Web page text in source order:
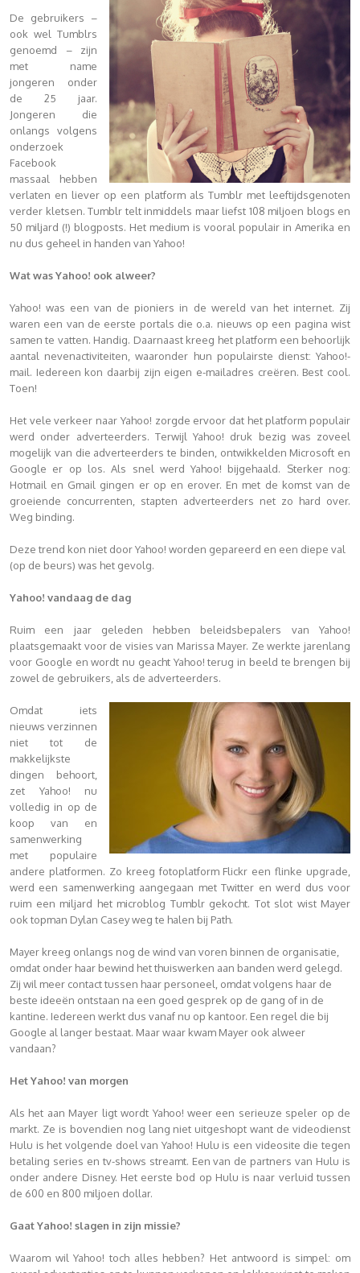
De gebruikers –
ook wel Tumblrs
genoemd – zijn
met name
jongeren onder
de 25 jaar.
Jongeren die
onlangs volgens
onderzoek
Facebook
massaal hebben
verlaten en liever op een platform als Tumblr met leeftijdsgenoten
verder kletsen. Tumblr telt inmiddels maar liefst 108 miljoen blogs en
50 miljard (!) blogposts. Het medium is vooral populair in Amerika en
nu dus geheel in handen van Yahoo!
Wat was Yahoo! ook alweer?
Yahoo! was een van de pioniers in de wereld van het internet. Zij
waren een van de eerste portals die o.a. nieuws op een pagina wist
samen te vatten. Handig. Daarnaast kreeg het platform een behoorlijk
aantal nevenactiviteiten, waaronder hun populairste dienst: Yahoo!-
mail. Iedereen kon daarbij zijn eigen e-mailadres creëren. Best cool.
Toen!
Het vele verkeer naar Yahoo! zorgde ervoor dat het platform populair
werd onder adverteerders. Terwijl Yahoo! druk bezig was zoveel
mogelijk van die adverteerders te binden, ontwikkelden Microsoft en
Google er op los. Als snel werd Yahoo! bijgehaald. Sterker nog:
Hotmail en Gmail gingen er op en erover. En met de komst van de
groeiende concurrenten, stapten adverteerders net zo hard over.
Weg binding.
Deze trend kon niet door Yahoo! worden gepareerd en een diepe val
(op de beurs) was het gevolg.
Yahoo! vandaag de dag
Ruim een jaar geleden hebben beleidsbepalers van Yahoo!
plaatsgemaakt voor de visies van Marissa Mayer. Ze werkte jarenlang
voor Google en wordt nu geacht Yahoo! terug in beeld te brengen bij
zowel de gebruikers, als de adverteerders.
Omdat iets
nieuws verzinnen
niet tot de
makkelijkste
dingen behoort,
zet Yahoo! nu
volledig in op de
koop van en
samenwerking
met populaire
andere platformen. Zo kreeg fotoplatform Flickr een flinke upgrade,
werd een samenwerking aangegaan met Twitter en werd dus voor
ruim een miljard het microblog Tumblr gekocht. Tot slot wist Mayer
ook topman Dylan Casey weg te halen bij Path.
Mayer kreeg onlangs nog de wind van voren binnen de organisatie,
omdat onder haar bewind het thuiswerken aan banden werd gelegd.
Zij wil meer contact tussen haar personeel, omdat volgens haar de
beste ideeën ontstaan na een goed gesprek op de gang of in de
kantine. Iedereen werkt dus vanaf nu op kantoor. Een regel die bij
Google al langer bestaat. Maar waar kwam Mayer ook alweer
vandaan?
Het Yahoo! van morgen
Als het aan Mayer ligt wordt Yahoo! weer een serieuze speler op de
markt. Ze is bovendien nog lang niet uitgeshopt want de videodienst
Hulu is het volgende doel van Yahoo! Hulu is een videosite die tegen
betaling series en tv-shows streamt. Een van de partners van Hulu is
onder andere Disney. Het eerste bod op Hulu is naar verluid tussen
de 600 en 800 miljoen dollar.
Gaat Yahoo! slagen in zijn missie?
Waarom wil Yahoo! toch alles hebben? Het antwoord is simpel: om